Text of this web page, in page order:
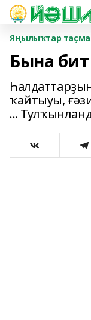
Яңылыҡтар
Бына бит
ҡайтыуы,
...